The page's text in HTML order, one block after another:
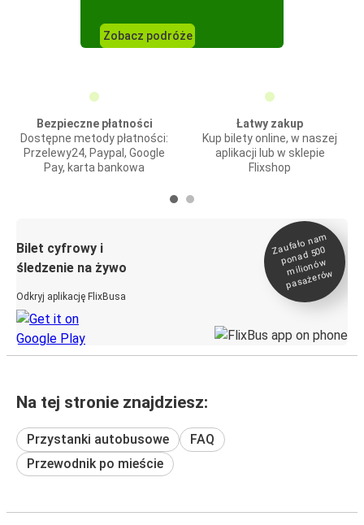
Zobacz podróże
Bezpieczne płatności
Dostępne metody płatności:
Przelewy24, Paypal, Google
Pay, karta bankowa
Łatwy zakup
Kup bilety online, w naszej
aplikacji lub w sklepie
Flixshop
Bilet cyfrowy i
śledzenie na żywo
Odkryj aplikację FlixBusa
Zaufało na
m
ponad 500
milionó
w
pasażeró
w
Na tej stronie znajdziesz:
Przystanki autobusowe
FAQ
Przewodnik po mieście